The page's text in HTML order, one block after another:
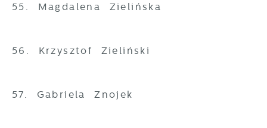
55. Magdalena Zielińska
56. Krzysztof Zieliński
57. Gabriela Znojek